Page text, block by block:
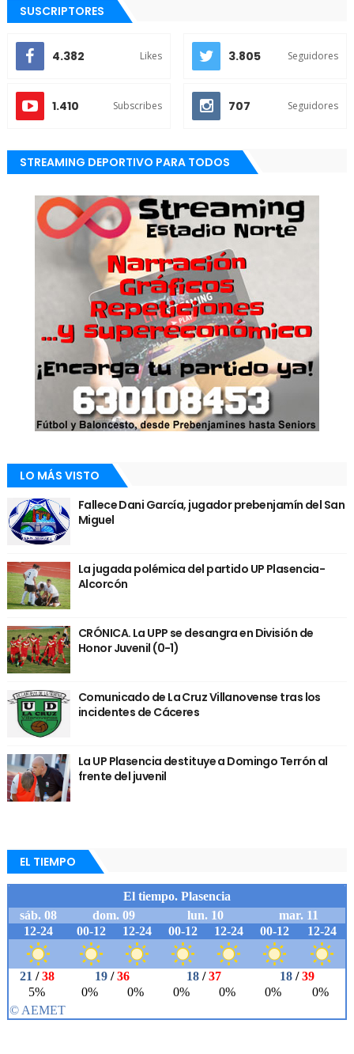
SUSCRIPTORES
4.382 Likes 3.805 Seguidores
1.410 Subscribes 707 Seguidores
STREAMING DEPORTIVO PARA TODOS
LO MÁS VISTO
Fallece Dani García, jugador prebenjamín del San
Miguel
La jugada polémica del partido UP Plasencia-
Alcorcón
CRÓNICA. La UPP se desangra en División de
Honor Juvenil (0-1)
Comunicado de La Cruz Villanovense tras los
incidentes de Cáceres
La UP Plasencia destituye a Domingo Terrón al
frente del juvenil
EL TIEMPO